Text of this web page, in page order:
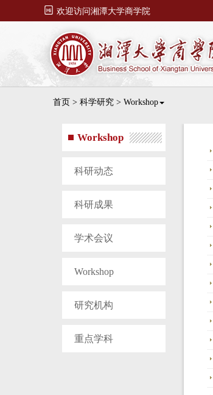
 欢迎访问湘潭大学商学院
首页 > 科学研究 > Workshop
Workshop
科研动态
科研成果
学术会议
Workshop
研究机构
重点学科